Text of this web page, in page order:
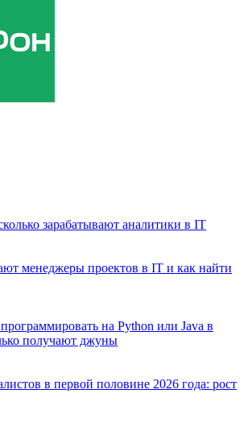
зарабатывают аналитики в IT
менеджеры проектов в IT и как найти
на Python или Java в
получают джуны
в первой половине 2026 года: рост